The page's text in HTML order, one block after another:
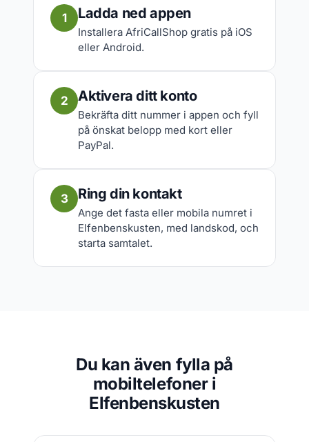
1 Ladda ned appen
Installera AfriCallShop gratis på iOS
eller Android.
2 Aktivera ditt konto
Bekräfta ditt nummer i appen och fyll
på önskat belopp med kort eller
PayPal.
3 Ring din kontakt
Ange det fasta eller mobila numret i
Elfenbenskusten, med landskod, och
starta samtalet.
Du kan även fylla på
mobiltelefoner i
Elfenbenskusten